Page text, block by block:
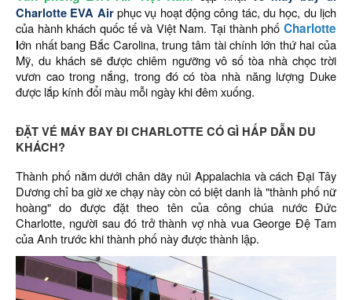
Charlotte EVA Airphục vụ hoạt động công tác, du học, du lịch
của hành khách quốc tế và Việt Nam. Tại thành phố Charlotte
lớn nhất bang Bắc Carolina, trung tâm tài chính lớn thứ hai của
Mỹ, du khách sẽ được chiêm ngưỡng vô số tòa nhà chọc trời
vươn cao trong nắng, trong đó có tòa nhà năng lượng Duke
được lắp kính đổi màu mỗi ngày khi đêm xuống.
ĐẶT VÉ MÁY BAY ĐI CHARLOTTE CÓ GÌ HẤP DẪN DU
KHÁCH?
Thành phố nằm dưới chân dãy núi Appalachia và cách Đại Tây
Dương chỉ ba giờ xe chạy này còn có biệt danh là "thành phố nữ
hoàng" do được đặt theo tên của công chúa nước Đức
Charlotte, người sau đó trở thành vợ nhà vua George Đệ Tam
của Anh trước khi thành phố này được thành lập.